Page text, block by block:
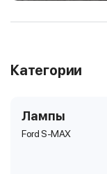
Категории
Лампы
Ford S-MAX